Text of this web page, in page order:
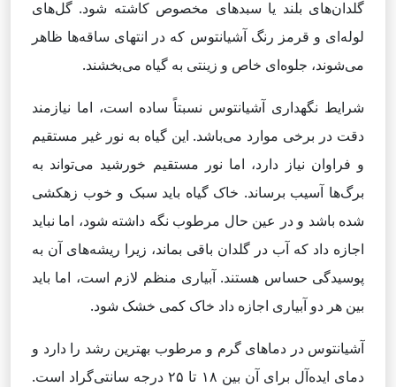
گلدان‌های بلند یا سبدهای مخصوص کاشته شود. گل‌های
لوله‌ای و قرمز رنگ آشیانتوس که در انتهای ساقه‌ها ظاهر
می‌شوند، جلوه‌ای خاص و زینتی به گیاه می‌بخشند.
شرایط نگهداری آشیانتوس نسبتاً ساده است، اما نیازمند
دقت در برخی موارد می‌باشد. این گیاه به نور غیر مستقیم
و فراوان نیاز دارد، اما نور مستقیم خورشید می‌تواند به
برگ‌ها آسیب برساند. خاک گیاه باید سبک و خوب زهکشی
شده باشد و در عین حال مرطوب نگه داشته شود، اما نباید
اجازه داد که آب در گلدان باقی بماند، زیرا ریشه‌های آن به
پوسیدگی حساس هستند. آبیاری منظم لازم است، اما باید
بین هر دو آبیاری اجازه داد خاک کمی خشک شود.
آشیانتوس در دماهای گرم و مرطوب بهترین رشد را دارد و
دمای ایده‌آل برای آن بین ۱۸ تا ۲۵ درجه سانتی‌گراد است.